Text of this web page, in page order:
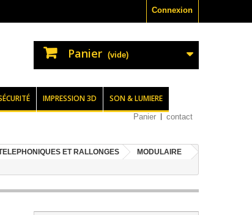
Connexion
Panier (vide)
IMPRESSION 3D SON & LUMIERE
Panier contact
ET RALLONGES
MODULAIRE